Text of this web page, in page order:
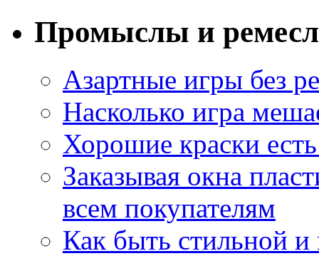
Промыслы и
Азартные игры без
Насколько игра
Хорошие краски
Заказывая окна
всем покупателям
Как быть стильной